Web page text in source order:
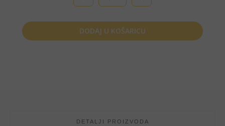
Angel
350
g
količina
DODAJ U KOŠARICU
DETALJI PROIZVODA